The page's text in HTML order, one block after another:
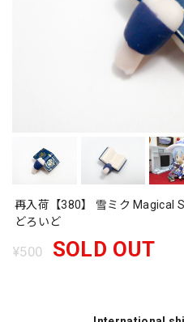
再入荷【380】 雪ミク Magical
どろいど
¥500 SOLD OUT